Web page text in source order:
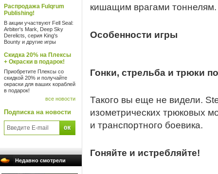
Распродажа Fulqrum
Publishing!
В акции участвуют Fell Seal:
Arbiter's Mark, Deep Sky
Derelicts, серия King's
Bounty и другие игры
Скидка 20% на Плексы
+ Окраски в подарок!
Приобретите Плексы со
скидкой 20% и получайте
окраски для ваших кораблей
в подарок!
все новости
Подписка на новости
Недавно смотрели
кишащим врагами тоннелям.
Особенности игры
Гонки, стрельба и трюки
Такого вы еще не видели.
изометрических трюковых
и транспортного боевика.
Гоняйте и истребляйте!